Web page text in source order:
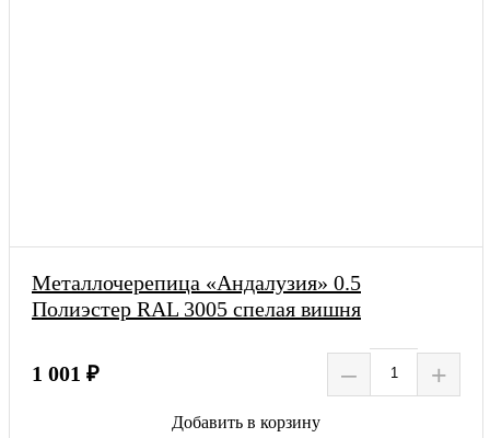
Металлочерепица «Андалузия» 0.5
Полиэстер RAL 3005 спелая вишня
1 001 ₽ – +
Добавить в корзину